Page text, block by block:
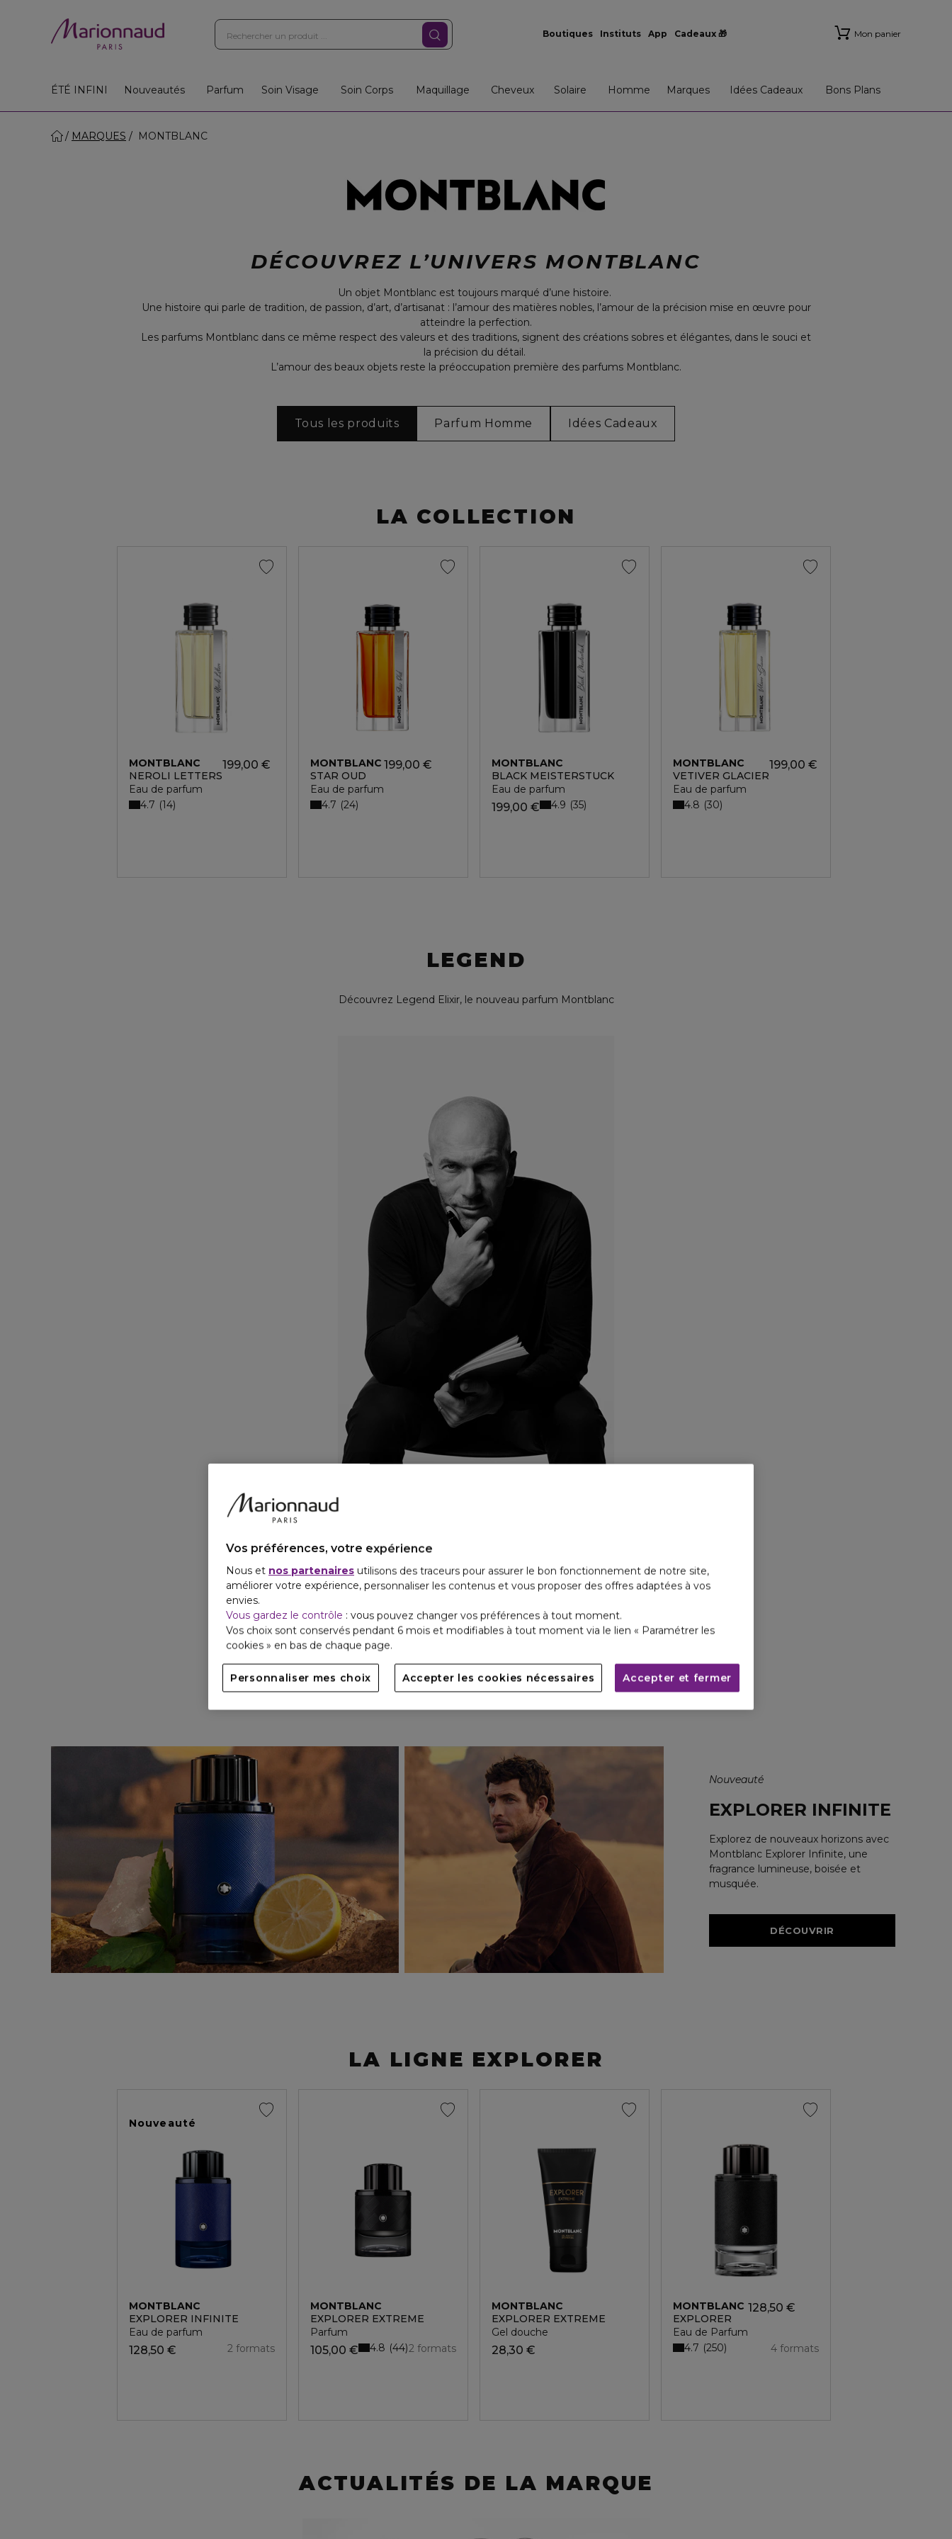
Boutiques Instituts App Cadeaux 🎁 Mon panier
ÉTÉ INFINI Nouveautés Parfum Soin Visage Soin Corps Maquillage Cheveux Solaire Homme Marques Idées Cadeaux Bons Plans
MARQUES MONTBLANC
DÉCOUVREZ L’UNIVERS MONTBLANC
Un objet Montblanc est toujours marqué d’une histoire.
Une histoire qui parle de tradition, de passion, d’art, d’artisanat : l’amour des matières nobles, l’amour de la précision mise en œuvre pour
atteindre la perfection.
Les parfums Montblanc dans ce même respect des valeurs et des traditions, signent des créations sobres et élégantes, dans le souci et
la précision du détail.
L’amour des beaux objets reste la préoccupation première des parfums Montblanc.
Tous les produits Parfum Homme Idées Cadeaux
LA COLLECTION
MONTBLANC
NEROLI LETTERS
Eau de parfum
199,00 €
4.7 14
MONTBLANC
STAR OUD
Eau de parfum
199,00 €
4.7 24
MONTBLANC
BLACK MEISTERSTUCK
Eau de parfum
199,00 € 4.9 35
MONTBLANC
VETIVER GLACIER
Eau de parfum
199,00 €
4.8 30
LEGEND
Découvrez Legend Elixir, le nouveau parfum Montblanc
JE DÉCOUVRE AUSSI
EXPLORER LEGEND LA COLLECTION
Nouveauté
EXPLORER INFINITE
Explorez de nouveaux horizons avec
Montblanc Explorer Infinite, une
fragrance lumineuse, boisée et
musquée.
DÉCOUVRIR
LA LIGNE EXPLORER
Nouveauté
MONTBLANC
EXPLORER INFINITE
Eau de parfum
128,50 € 2 formats
MONTBLANC
EXPLORER EXTREME
Parfum
105,00 € 2 formats
4.8 44
MONTBLANC
EXPLORER EXTREME
Gel douche
28,30 €
MONTBLANC
EXPLORER
Eau de Parfum
128,50 €
4 formats
4.7 250
ACTUALITÉS DE LA MARQUE
Vos préférences, votre expérience
Nous et nos partenaires utilisons des traceurs pour assurer le bon fonctionnement de notre site,
améliorer votre expérience, personnaliser les contenus et vous proposer des offres adaptées à vos
envies.
Vous gardez le contrôle : vous pouvez changer vos préférences à tout moment.
Vos choix sont conservés pendant 6 mois et modifiables à tout moment via le lien « Paramétrer les
cookies » en bas de chaque page.
Personnaliser mes choix Accepter les cookies nécessaires Accepter et fermer